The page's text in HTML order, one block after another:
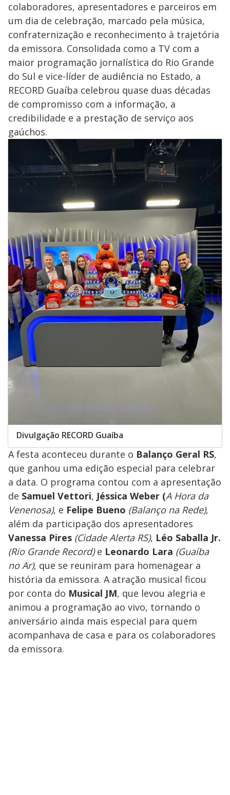
colaboradores, apresentadores e parceiros em
um dia de celebração, marcado pela música,
confraternização e reconhecimento à trajetória
da emissora. Consolidada como a TV com a
maior programação jornalística do Rio Grande
do Sul e vice-líder de audiência no Estado, a
RECORD Guaíba celebrou quase duas décadas
de compromisso com a informação, a
credibilidade e a prestação de serviço aos
gaúchos.
Divulgação RECORD Guaíba
A festa aconteceu durante o Balanço Geral RS,
que ganhou uma edição especial para celebrar
a data. O programa contou com a apresentação
de Samuel Vettori, Jéssica Weber (A Hora da
Venenosa), e Felipe Bueno (Balanço na Rede),
além da participação dos apresentadores
Vanessa Pires (Cidade Alerta RS), Léo Saballa Jr.
(Rio Grande Record)e Leonardo Lara (Guaíba
no Ar), que se reuniram para homenagear a
história da emissora. A atração musical ficou
por conta do Musical JM, que levou alegria e
animou a programação ao vivo, tornando o
aniversário ainda mais especial para quem
acompanhava de casa e para os colaboradores
da emissora.